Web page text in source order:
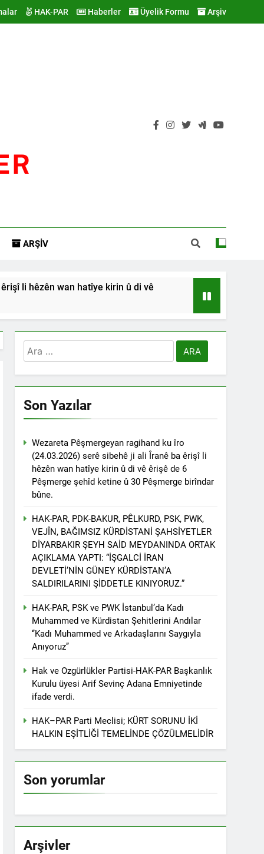
HAK-PAR Haberler Üyelik Formu Arşiv
ARŞIV
li hêzên wan hatîye kirin û di vê
‘’Kadı Muhammed ve
Emniyetinde ifade verdi.
haklarından vaz geçmesini isteyenlere
Genel Başkan Düzgün Kaplan’da
konferansının birinci oturumunda
Bülent Küçük ülkede ve ortadoğu’da
DÜNYA BARIŞ GÜNÜ KUTLU OLSUN
etti
2025’te Hewler’de KDP ALAKAD ile
ASLA VAZ GEÇMEYECEKTİR.’
geçmedi
Kurd li dora polîtîkayên neteweyî
ETRAFINDA KENETLENMELİ
(HAK-PAR), Kürdistan Demokrat
Partisi (PWK)’nin ortaklaşa Van da
Arama:
Son Yazılar
Wezareta Pêşmergeyan ragihand ku îro
(24.03.2026) serê sibehê ji ali Îranê ba êrişî li
hêzên wan hatîye kirin û di vê êrişê de 6
Pêşmerge şehîd ketine û 30 Pêşmerge birîndar
bûne.
HAK-PAR, PDK-BAKUR, PÊLKURD, PSK, PWK,
VEJÎN, BAĞIMSIZ KÜRDİSTANİ ŞAHSİYETLER
DİYARBAKIR ŞEYH SAİD MEYDANINDA ORTAK
AÇIKLAMA YAPTI: “İŞGALCİ İRAN
DEVLETİ’NİN GÜNEY KÜRDİSTAN’A
SALDIRILARINI ŞİDDETLE KINIYORUZ.”
HAK-PAR, PSK ve PWK İstanbul’da Kadı
Muhammed ve Kürdistan Şehitlerini Andılar
‘’Kadı Muhammed ve Arkadaşlarını Saygıyla
Anıyoruz’’
Hak ve Ozgürlükler Partisi-HAK-PAR Başkanlık
Kurulu üyesi Arif Sevinç Adana Emniyetinde
ifade verdi.
HAK–PAR Parti Meclisi; KÜRT SORUNU İKİ
HALKIN EŞİTLİĞİ TEMELİNDE ÇÖZÜLMELİDİR
Son yorumlar
Arşivler